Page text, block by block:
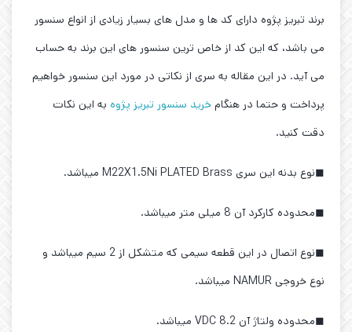
برند تبریز پژوه دارای کد ها و مدل های بسیار زیادی از انواع سنسور
می باشد، که این کد از خاص ترین سنسور های این برند به حساب
می آید. در این مقاله به سری از نکاتی در مورد این سنسور خواهیم
پرداخت و حتما در هنگام خرید سنسور تبریز پژوه به این نکات
دقت کنید.
◼نوع بدنه این سری M22X1.5Ni PLATED Brass میباشد.
◼محدوده کارکرد آن 8 میلی متر میباشد.
◼نوع اتصال در این قطعه سیمی که متشکل از 2 سیم میباشد و
نوع خروجی NAMUR میباشد.
◼محدوده ولتاژ آن 8.2 VDC میباشد.